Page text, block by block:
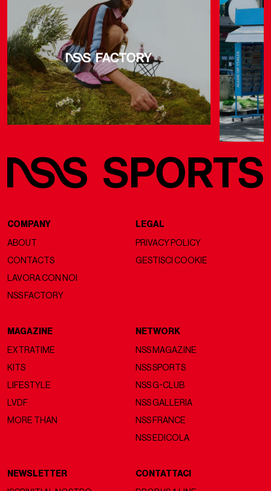
COMPANY
ABOUT
CONTACTS
LAVORA CON NOI
NSS FACTORY
LEGAL
PRIVACY POLICY
GESTISCI COOKIE
MAGAZINE
EXTRATIME
KITS
LIFESTYLE
LVDF
MORE THAN
NETWORK
NSS MAGAZINE
NSS SPORTS
NSS G-CLUB
NSS GALLERIA
NSS FRANCE
NSS EDICOLA
NEWSLETTER CONTATTACI